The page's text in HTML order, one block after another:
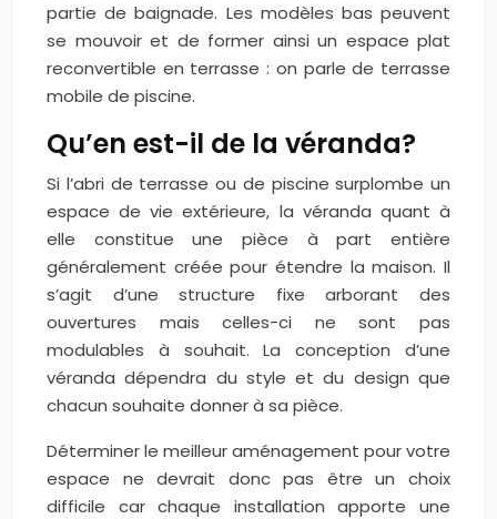
partie de baignade. Les modèles bas peuvent
se mouvoir et de former ainsi un espace plat
reconvertible en terrasse : on parle de terrasse
mobile de piscine.
Qu’en est-il de la véranda?
Si l’abri de terrasse ou de piscine surplombe un
espace de vie extérieure, la véranda quant à
elle constitue une pièce à part entière
généralement créée pour étendre la maison. Il
s’agit d’une structure fixe arborant des
ouvertures mais celles-ci ne sont pas
modulables à souhait. La conception d’une
véranda dépendra du style et du design que
chacun souhaite donner à sa pièce.
Déterminer le meilleur aménagement pour votre
espace ne devrait donc pas être un choix
difficile car chaque installation apporte une